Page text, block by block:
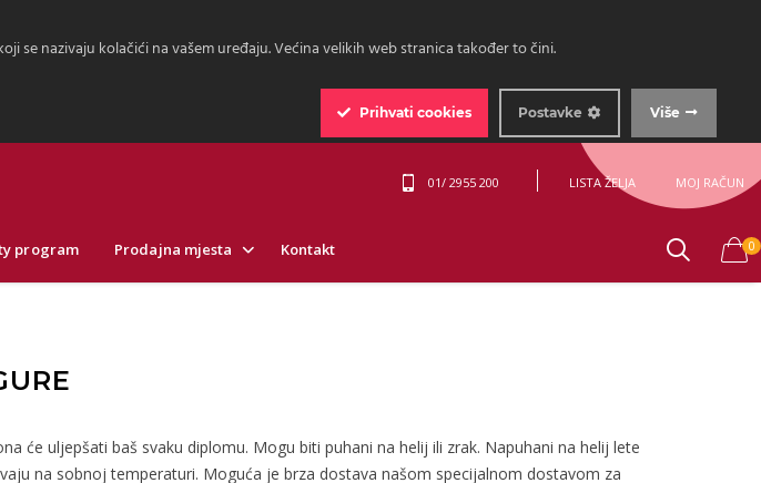
01/ 2955 200 LISTA ŽELJA MOJ RAČUN
program Prodajna mjesta Kontakt 0
će uljepšati baš svaku diplomu. Mogu biti puhani na helij ili zrak. Napuhani na helij lete
na sobnoj temperaturi. Moguća je brza dostava našom specijalnom dostavom za
se nazivaju kolačići na vašem uređaju. Većina velikih web stranica također to čini.
Prihvati cookies Više
Postavke